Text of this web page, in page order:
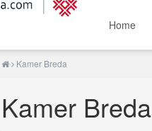
Home
Kamer Breda
Kamer Breda